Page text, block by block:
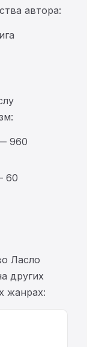
автора:
960
60
Ласло
других
жанрах: